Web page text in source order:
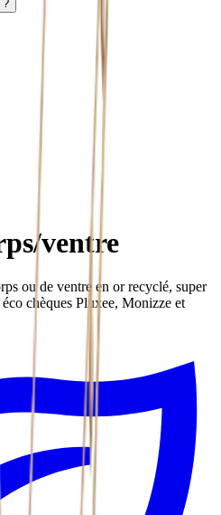
?
ventre
ou de ventre en or recyclé, super
chèques Pluxee, Monizze et